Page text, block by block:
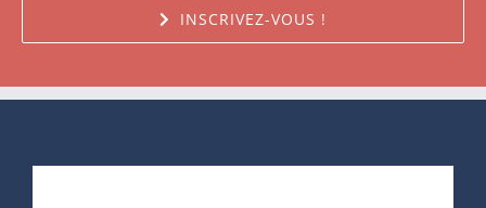
INSCRIVEZ-VOUS !